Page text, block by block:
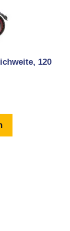
120